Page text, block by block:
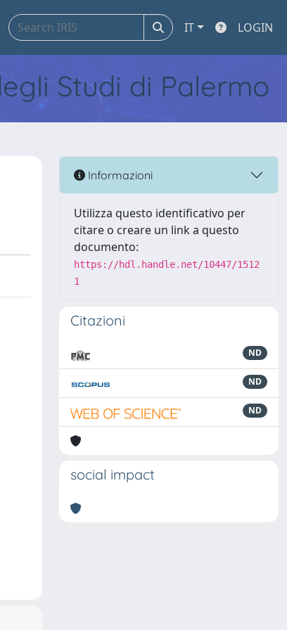
IT LOGIN
Studi di Palermo
Informazioni
Utilizza questo identificativo per
citare o creare un link a questo
documento:
https://hdl.handle.net/10447/1512
1
Citazioni
ND
ND
ND
social impact